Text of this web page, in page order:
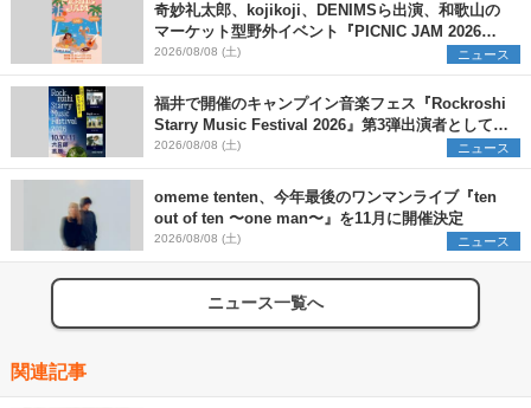
奇妙礼太郎、kojikoji、DENIMSら出演、和歌山の
マーケット型野外イベント『PICNIC JAM 2026』
早割チケット発売開始
2026/08/08 (土) ニュース
福井で開催のキャンプイン音楽フェス『Rockroshi
Starry Music Festival 2026』第3弾出演者として
SCOOBIE DO、かりゆし58、Reiを発表
2026/08/08 (土) ニュース
omeme tenten、今年最後のワンマンライブ『ten
out of ten 〜one man〜』を11月に開催決定
2026/08/08 (土) ニュース
ニュース一覧へ
関連記事